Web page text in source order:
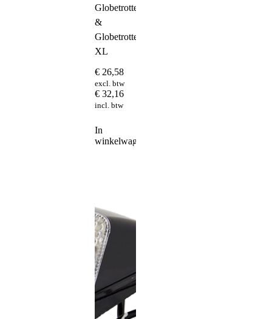
Globetrotter
&
Globetrotter
XL
€ 26,58
excl. btw
€ 32,16
incl. btw
In
winkelwagen